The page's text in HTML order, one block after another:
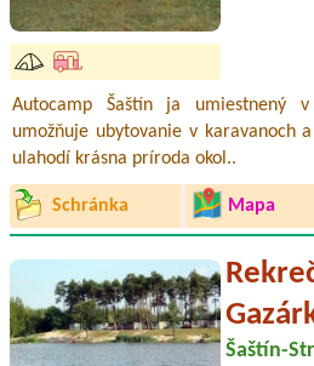
Autocamp Šaštín ja umiestnený
umožňuje ubytovanie v karavanoch
ulahodí krásna príroda okol..
Schránka Mapa
Šaštín-